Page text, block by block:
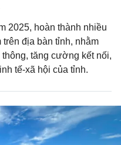
2025, hoàn thành nhiều
địa bàn tỉnh, nhằm
tăng cường kết nối,
tế-xã hội của tỉnh.